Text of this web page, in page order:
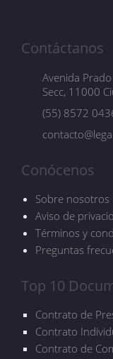
Contáctanos
Avenida
Secc, 11000
(55) 8572
Conócenos
Sobre nosotros
Aviso de
Términos y
Preguntas
Top 10
Contrato de
Contrato
Contrato de